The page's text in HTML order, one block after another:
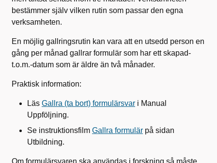
bestämmer själv vilken rutin som passar den egna
verksamheten.
En möjlig gallringsrutin kan vara att en utsedd person en
gång per månad gallrar formulär som har ett skapad-
t.o.m.-datum som är äldre än två månader.
Praktisk information:
Läs Gallra (ta bort) formulärsvar i Manual
Uppföljning.
Se instruktionsfilm Gallra formulär på sidan
Utbildning.
Om formulärsvaren ska användas i forskning så måste